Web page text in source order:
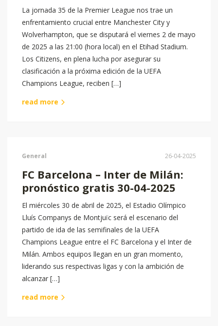
La jornada 35 de la Premier League nos trae un
enfrentamiento crucial entre Manchester City y
Wolverhampton, que se disputará el viernes 2 de mayo
de 2025 a las 21:00 (hora local) en el Etihad Stadium.
Los Citizens, en plena lucha por asegurar su
clasificación a la próxima edición de la UEFA
Champions League, reciben […]
read more
General 26-04-2025
FC Barcelona – Inter de Milán:
pronóstico gratis 30-04-2025
El miércoles 30 de abril de 2025, el Estadio Olímpico
Lluís Companys de Montjuïc será el escenario del
partido de ida de las semifinales de la UEFA
Champions League entre el FC Barcelona y el Inter de
Milán. Ambos equipos llegan en un gran momento,
liderando sus respectivas ligas y con la ambición de
alcanzar […]
read more